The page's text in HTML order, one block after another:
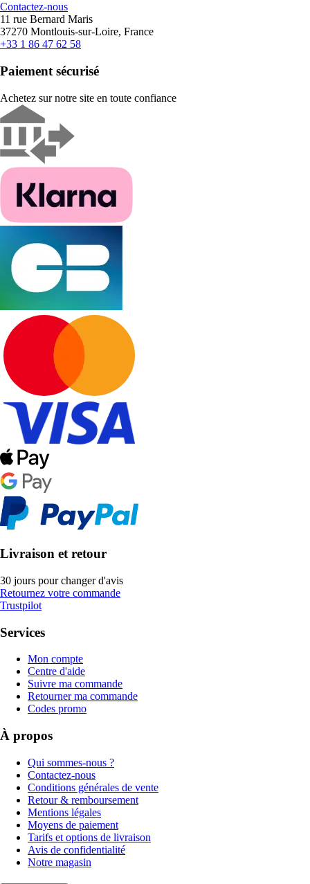
Contactez-nous
11 rue Bernard Maris
37270 Montlouis-sur-Loire, France
+33 1 86 47 62 58
Paiement sécurisé
Achetez sur notre site en toute confiance
Livraison et retour
30 jours pour changer d'avis
Retournez votre commande
Trustpilot
Services
Mon compte
Centre d'aide
Suivre ma commande
Retourner ma commande
Codes promo
À propos
Qui sommes-nous ?
Contactez-nous
Conditions générales de vente
Retour & remboursement
Mentions légales
Moyens de paiement
Tarifs et options de livraison
Avis de confidentialité
Notre magasin